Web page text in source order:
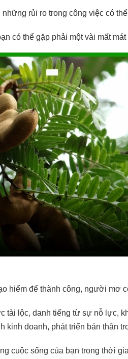
rủi ro trong công việc có
có thể gặp phải một vài mất
hiểm để thành công, người mơ
tài lộc, danh tiếng từ sự nỗ lực,
kinh doanh, phát triển bản thân
cuộc sống của bạn trong thời